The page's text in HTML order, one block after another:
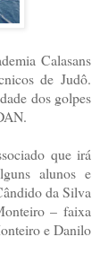
Calasans
de Judô.
dos golpes
que irá
alunos e
da Silva
– faixa
e Danilo